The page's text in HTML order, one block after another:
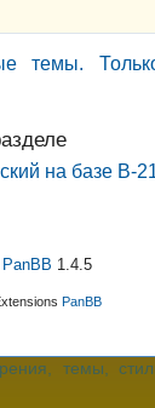
темы.
на базе В-
PanBB 1.4.5
PanBB